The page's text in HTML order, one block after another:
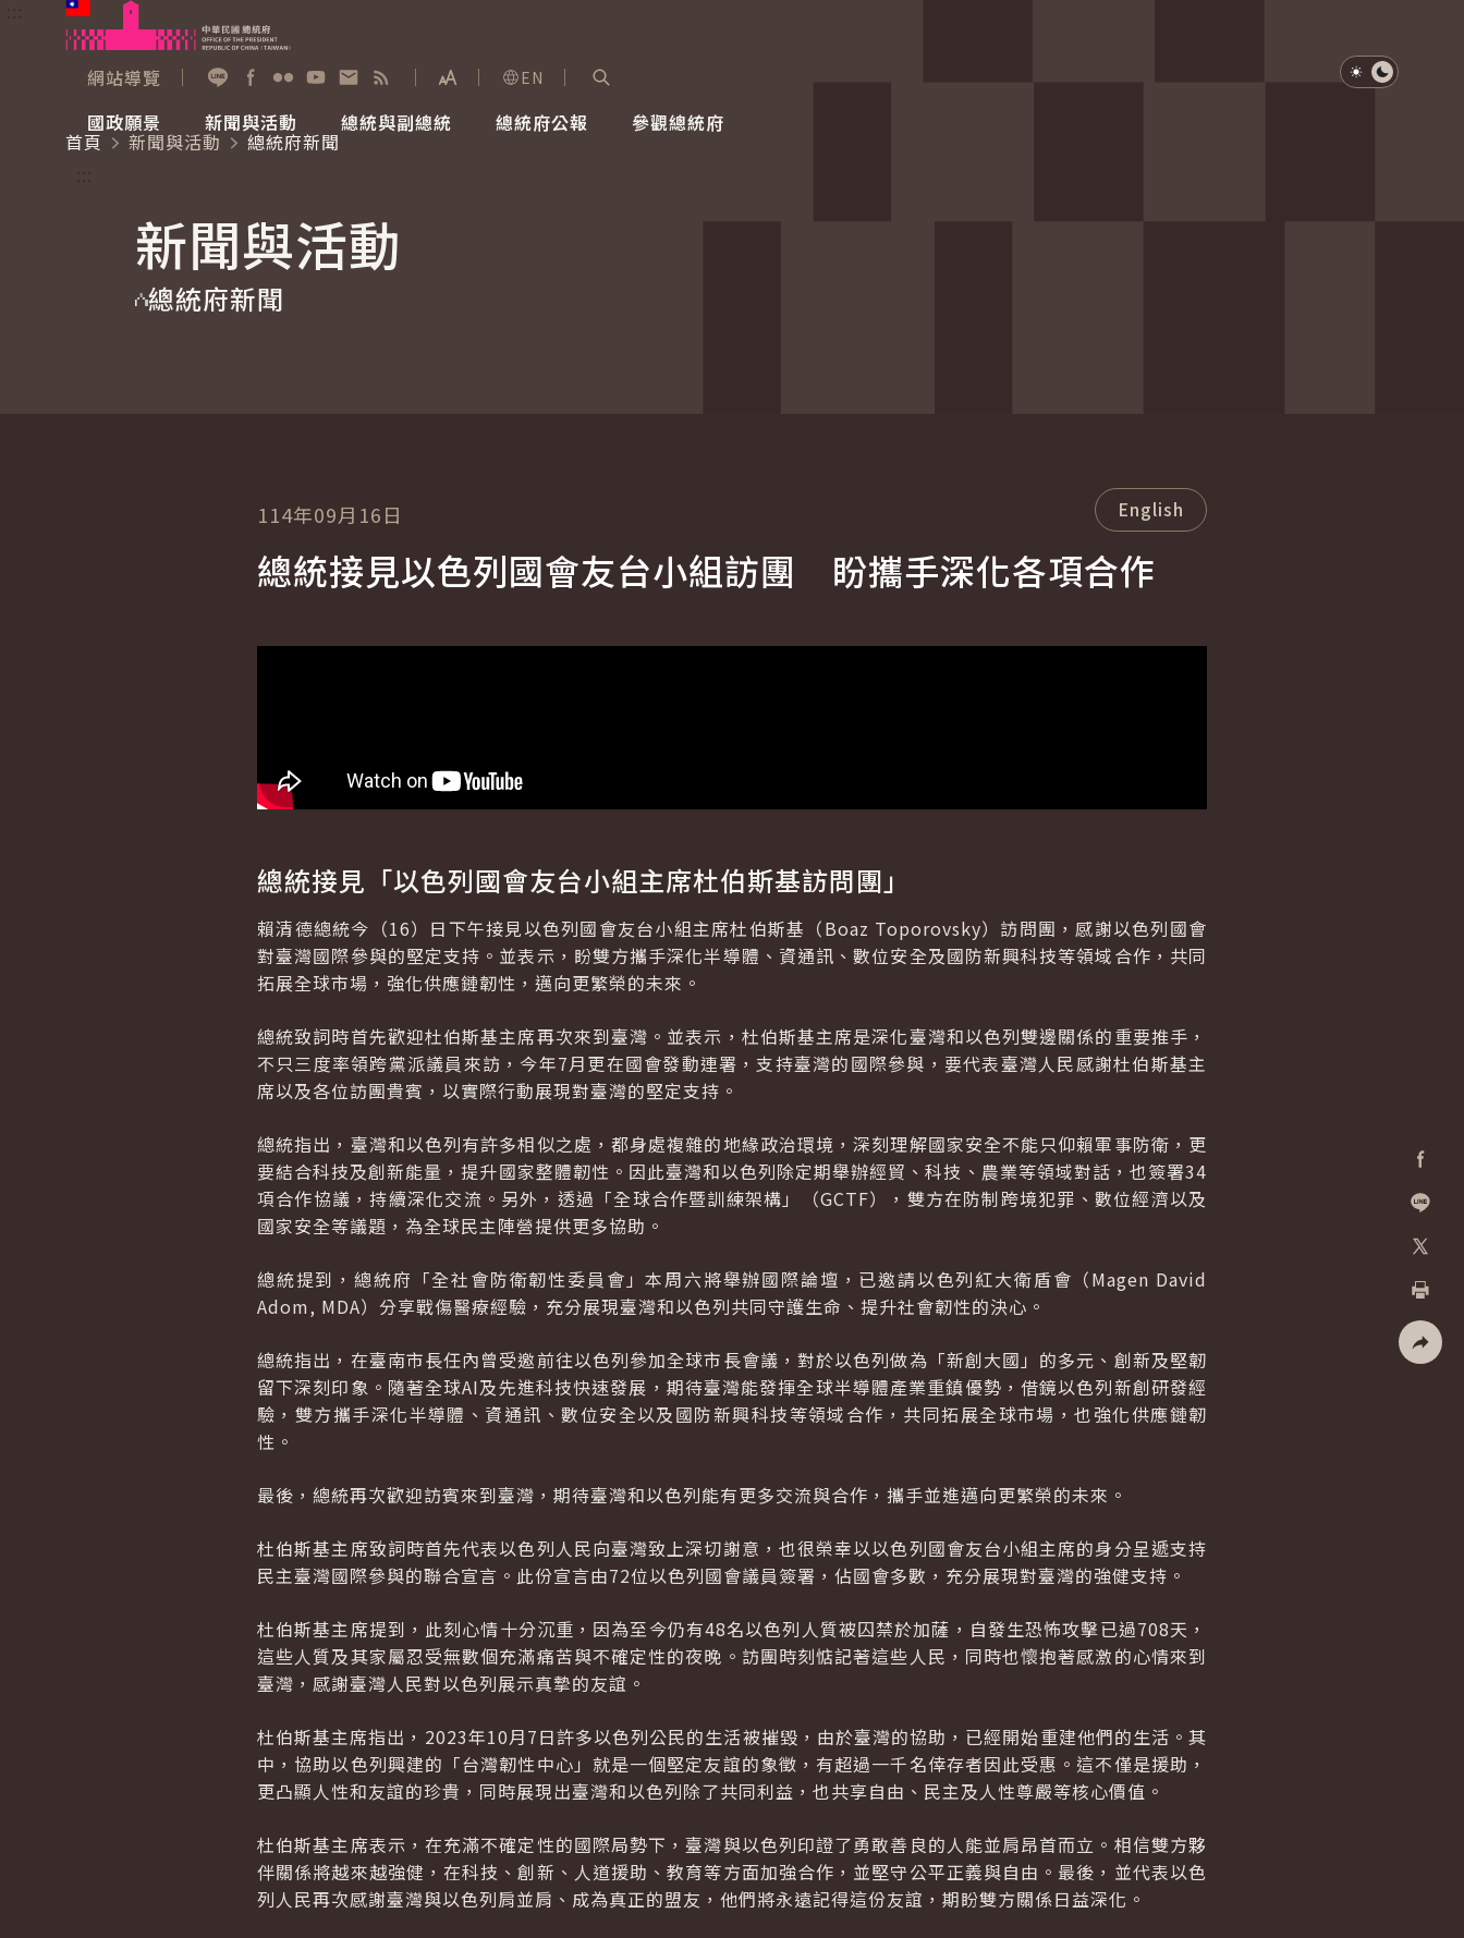
跳到主要內容
網站導覽
展開字級選單
EN
國政願景
國家氣候變遷對策委員會
重要談話
新聞與活動
總統府新聞
影音頻道
總統與副總統
賴清德總統
總統府公報 參觀總統府
參觀資訊
淺色模式
深色模式
首頁
新聞與活動
總統府新聞
新聞與活動
總統府新聞
加入好
列印
114年09月16日 English
總統接見以色列國會友台小組訪團 盼攜手深化各項合作
總統接見「以色列國會友台小組主席杜伯斯基訪問團」
賴清德總統今（16）日下午接見以色列國會友台小組主席杜伯斯基（Boaz Toporovsky）訪問團，感謝以色列國會
對臺灣國際參與的堅定支持。並表示，盼雙方攜手深化半導體、資通訊、數位安全及國防新興科技等領域合作，共同
拓展全球市場，強化供應鏈韌性，邁向更繁榮的未來。
總統致詞時首先歡迎杜伯斯基主席再次來到臺灣。並表示，杜伯斯基主席是深化臺灣和以色列雙邊關係的重要推手，
不只三度率領跨黨派議員來訪，今年7月更在國會發動連署，支持臺灣的國際參與，要代表臺灣人民感謝杜伯斯基主
席以及各位訪團貴賓，以實際行動展現對臺灣的堅定支持。
總統指出，臺灣和以色列有許多相似之處，都身處複雜的地緣政治環境，深刻理解國家安全不能只仰賴軍事防衛，更
要結合科技及創新能量，提升國家整體韌性。因此臺灣和以色列除定期舉辦經貿、科技、農業等領域對話，也簽署34
項合作協議，持續深化交流。另外，透過「全球合作暨訓練架構」（GCTF），雙方在防制跨境犯罪、數位經濟以及
國家安全等議題，為全球民主陣營提供更多協助。
總統提到，總統府「全社會防衛韌性委員會」本周六將舉辦國際論壇，已邀請以色列紅大衛盾會（Magen David
Adom, MDA）分享戰傷醫療經驗，充分展現臺灣和以色列共同守護生命、提升社會韌性的決心。
總統指出，在臺南市長任內曾受邀前往以色列參加全球市長會議，對於以色列做為「新創大國」的多元、創新及堅韌
留下深刻印象。隨著全球AI及先進科技快速發展，期待臺灣能發揮全球半導體產業重鎮優勢，借鏡以色列新創研發經
驗，雙方攜手深化半導體、資通訊、數位安全以及國防新興科技等領域合作，共同拓展全球市場，也強化供應鏈韌
性。
最後，總統再次歡迎訪賓來到臺灣，期待臺灣和以色列能有更多交流與合作，攜手並進邁向更繁榮的未來。
杜伯斯基主席致詞時首先代表以色列人民向臺灣致上深切謝意，也很榮幸以以色列國會友台小組主席的身分呈遞支持
民主臺灣國際參與的聯合宣言。此份宣言由72位以色列國會議員簽署，佔國會多數，充分展現對臺灣的強健支持。
杜伯斯基主席提到，此刻心情十分沉重，因為至今仍有48名以色列人質被囚禁於加薩，自發生恐怖攻擊已過708天，
這些人質及其家屬忍受無數個充滿痛苦與不確定性的夜晚。訪團時刻惦記著這些人民，同時也懷抱著感激的心情來到
臺灣，感謝臺灣人民對以色列展示真摯的友誼。
杜伯斯基主席指出，2023年10月7日許多以色列公民的生活被摧毀，由於臺灣的協助，已經開始重建他們的生活。其
中，協助以色列興建的「台灣韌性中心」就是一個堅定友誼的象徵，有超過一千名倖存者因此受惠。這不僅是援助，
更凸顯人性和友誼的珍貴，同時展現出臺灣和以色列除了共同利益，也共享自由、民主及人性尊嚴等核心價值。
杜伯斯基主席表示，在充滿不確定性的國際局勢下，臺灣與以色列印證了勇敢善良的人能並肩昂首而立。相信雙方夥
伴關係將越來越強健，在科技、創新、人道援助、教育等方面加強合作，並堅守公平正義與自由。最後，並代表以色
列人民再次感謝臺灣與以色列肩並肩、成為真正的盟友，他們將永遠記得這份友誼，期盼雙方關係日益深化。